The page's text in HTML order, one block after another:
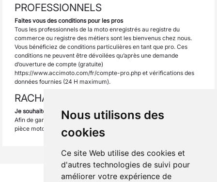
Nous utilisons des
cookies
Ce site Web utilise des cookies et
d'autres technologies de suivi pour
améliorer votre expérience de
PROFESSIONNELS
Faites vous des conditions pour les pros
Tous les professionnels de la moto enregistrés au registre du
commerce ou registre des métiers sont les bienvenus chez nous.
Vous bénéficiez de conditions particulières en tant que pro. Ces
conditions ne peuvent être dévoilées qu’après une demande
d’ouverture de compte (gratuite)
https://www.accimoto.com/fr/compte-pro.php et vérifications des
données fournies (24 H maximum).
RACHAT DE PIECES
Je souhaite vendre mes pièces d’occasion , êtes vous intéressé ?
Afin de garantir à nos clients la provenance, nous n’achetons aucune
pièce moto d’occasion aux particuliers.